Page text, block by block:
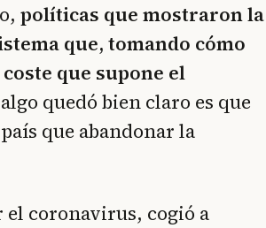
políticas que mostraron la
que, tomando cómo
que supone el
quedó bien claro es que
que abandonar la
coronavirus, cogió a